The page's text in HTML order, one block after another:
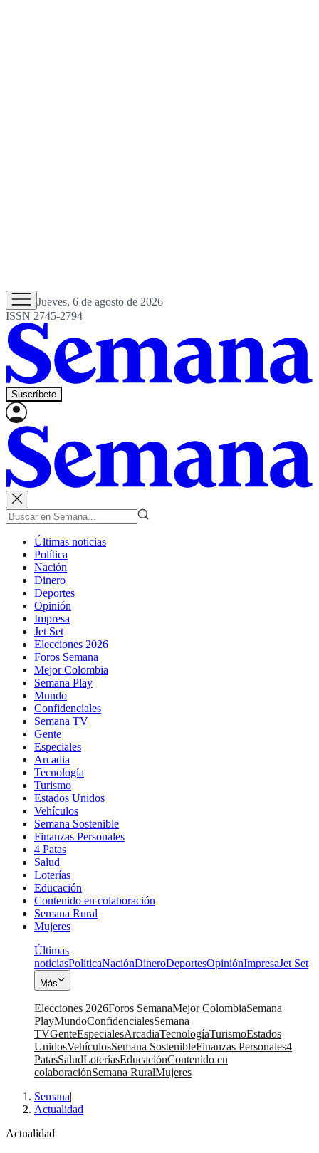
Jueves, 6 de agosto de 2026
ISSN 2745-2794
Suscríbete
Últimas noticias
Política
Nación
Dinero
Deportes
Opinión
Impresa
Jet Set
Elecciones 2026
Foros Semana
Mejor Colombia
Semana Play
Mundo
Confidenciales
Semana TV
Gente
Especiales
Arcadia
Tecnología
Turismo
Estados Unidos
Vehículos
Semana Sostenible
Finanzas Personales
4 Patas
Salud
Loterías
Educación
Contenido en colaboración
Semana Rural
Mujeres
Últimas
noticiasPolíticaNaciónDineroDeportesOpiniónImpresaJet Set
Más
Elecciones 2026Foros SemanaMejor ColombiaSemana
PlayMundoConfidencialesSemana
TVGenteEspecialesArcadiaTecnologíaTurismoEstados
UnidosVehículosSemana SostenibleFinanzas Personales4
PatasSaludLoteríasEducaciónContenido en
colaboraciónSemana RuralMujeres
Semana|
Actualidad
Actualidad